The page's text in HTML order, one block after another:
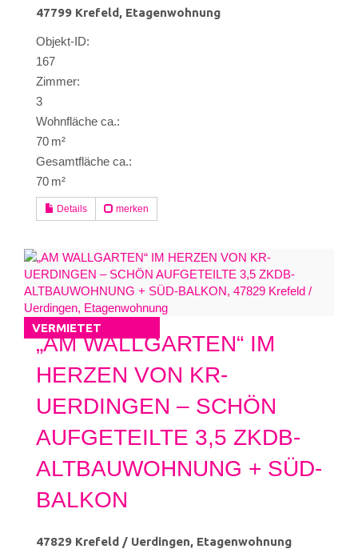
47799 Krefeld, Etagenwohnung
Objekt-ID:
167
Zimmer:
3
Wohnfläche ca.:
70 m²
Gesamtfläche ca.:
70 m²
Details merken
VERMIETET
„AM WALLGARTEN“ IM
HERZEN VON KR-
UERDINGEN – SCHÖN
AUFGETEILTE 3,5 ZKDB-
ALTBAUWOHNUNG + SÜD-
BALKON
47829 Krefeld / Uerdingen, Etagenwohnung